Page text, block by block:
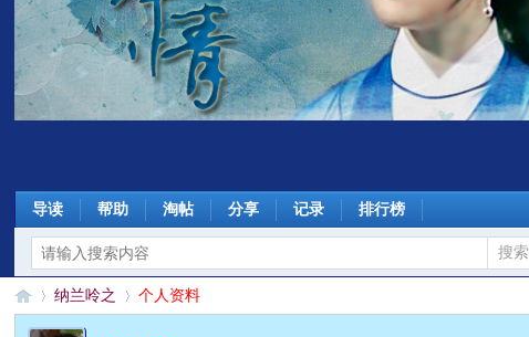
导读 帮助 淘帖 分享 记录 排行榜
搜索
纳兰呤之 个人资料